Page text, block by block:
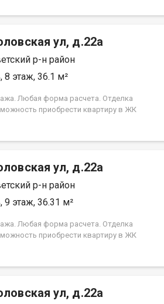
ипотеку сбербанк со ставкой 13.9 %
ул, д.22а
р-н район
8 этаж, 36.1 м²
Любая форма расчета. Отделка
приобрести квартиру в ЖК
ипотеку сбербанк со ставкой 13.9 %
ул, д.22а
р-н район
9 этаж, 36.31 м²
Любая форма расчета. Отделка
приобрести квартиру в ЖК
ипотеку сбербанк со ставкой 13.9 %
ул, д.22а